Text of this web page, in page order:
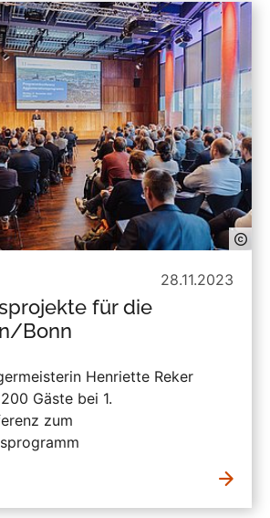
28.11.2023
für die
Bonn
Henriette Reker
Gäste bei 1.
zum